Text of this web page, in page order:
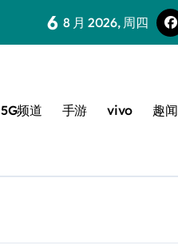
6 8 月 2026, 周四
5G频道 手游 vivo 趣闻